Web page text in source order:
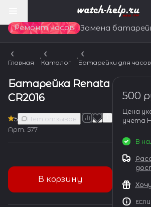
Ремонт часов Замена
Главная Каталог Батарейки для
Батарейка Renata
CR2016
5
Нет отзывов
Арт. 577
В корзину
500
Цена
учета
В